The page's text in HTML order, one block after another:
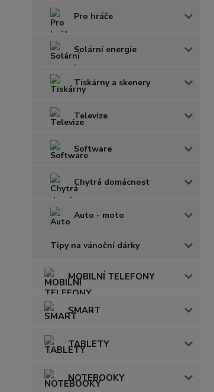
Pro hráče
Solární energie
Tiskárny a skenery
Televize
Software
Chytrá domácnost
Auto - moto
Tipy na vánoční dárky
MOBILNÍ TELEFONY
SMART
TABLETY
NOTEBOOKY